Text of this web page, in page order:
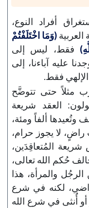
أفراد النوع،
(وَمَا اخْتَلَفْتُمْ
فقط، ليس إلى
عليه آباءنا، إلى
الإلهي فقط.
مثلاً حتى تتوضَّح
العقد شريعة
وتُعيدها ألفاً ومئة،
راضٍ، لا يجوز حرام،
المُتعاقِدَين،
حُكم الله تعالى،
الرجُل والمرأة، هذا
لكنه في شرع
أو أُنثى في شرع الله